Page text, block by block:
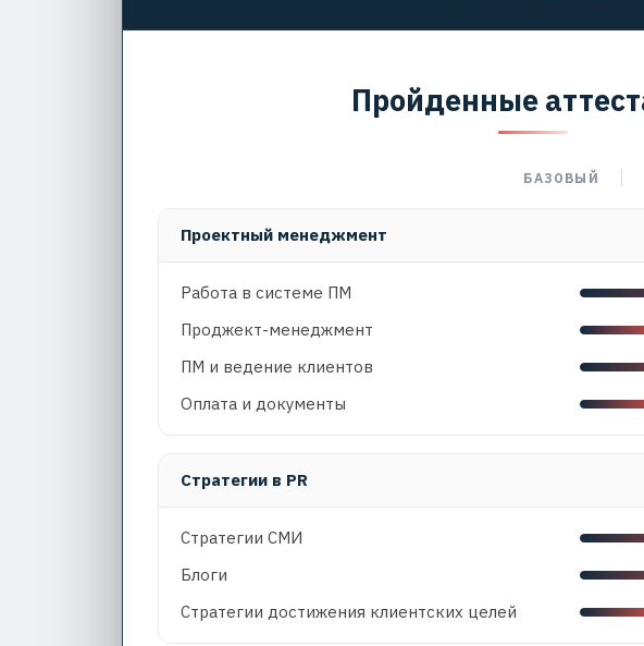
Пройденные
БАЗОВЫЙ
Проектный менеджмент
Работа в системе ПМ
Проджект-менеджмент
ПМ и ведение клиентов
Оплата и документы
Стратегии в PR
Стратегии СМИ
Блоги
Стратегии достижения клиентских целей